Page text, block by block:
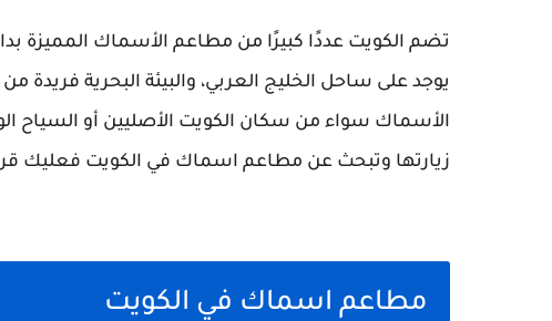
تضم الكويت عددًا كبيرًا من مطاعم الأسماك المميزة
يوجد على ساحل الخليج العربي، والبيئة البحرية
الأسماك سواء من سكان الكويت الأصليين أو السياح
زيارتها وتبحث عن مطاعم اسماك في الكويت فعليك
مطاعم اسماك في الكويت